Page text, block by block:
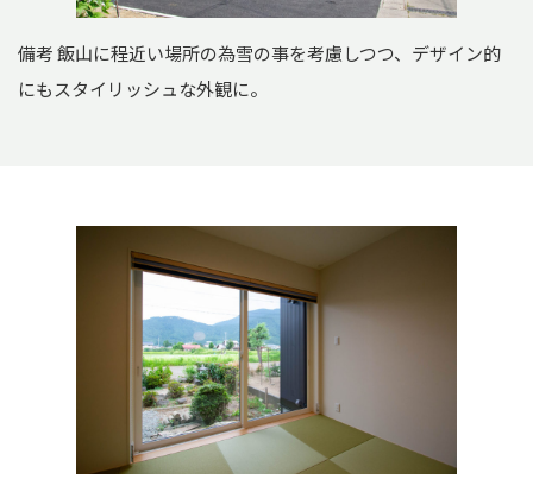
備考 飯山に程近い場所の為雪の事を考慮しつつ、デザイン的
にもスタイリッシュな外観に。